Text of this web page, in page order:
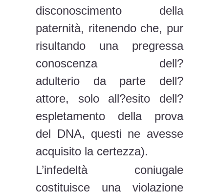
disconoscimento della
paternità, ritenendo che, pur
risultando una pregressa
conoscenza dell?
adulterio da parte dell?
attore, solo all?esito dell?
espletamento della prova
del DNA, questi ne avesse
acquisito la certezza).
L’infedeltà coniugale
costituisce una violazione